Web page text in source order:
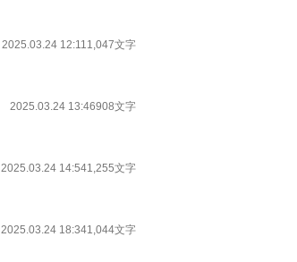
2025.03.24 12:111,047文字
2025.03.24 13:46908文字
2025.03.24 14:541,255文字
2025.03.24 18:341,044文字